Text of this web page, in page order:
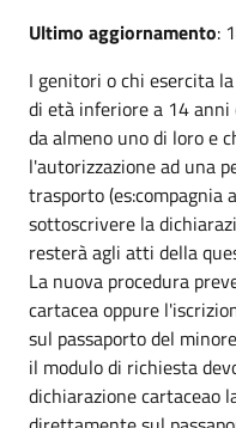
Ultimo aggiornamento:
I genitori o chi esercita
di età inferiore a 14 anni
da almeno uno di loro e
l'autorizzazione ad una
trasporto (es:compagnia
sottoscrivere la
resterà agli atti della
La nuova procedura
cartacea oppure
sul passaporto del
il modulo di richiesta
dichiarazione cartaceao